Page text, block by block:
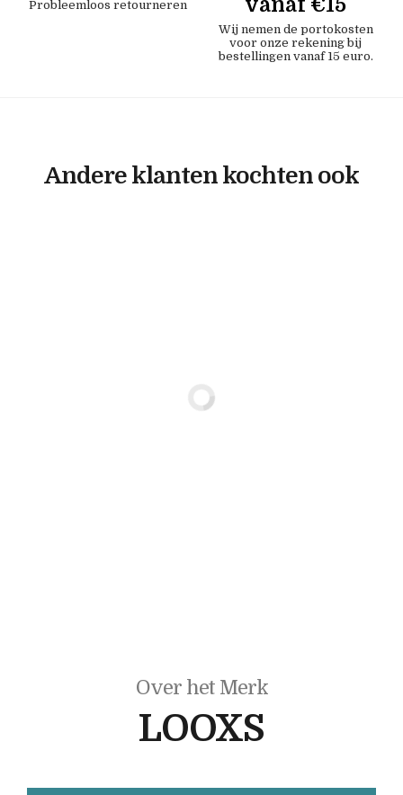
Probleemloos retourneren
Wij nemen de portokosten
voor onze rekening bij
bestellingen vanaf 15 euro.
Andere klanten kochten ook
Over het Merk
LOOXS